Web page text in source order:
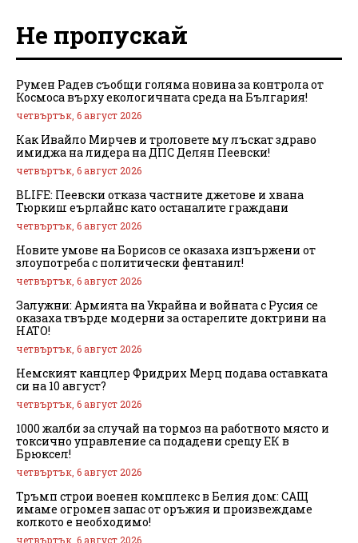
Не пропускай
Румен Радев съобщи голяма новина за контрола от
Космоса върху екологичната среда на България!
четвъртък, 6 август 2026
Как Ивайло Мирчев и троловете му лъскат здраво
имиджа на лидера на ДПС Делян Пеевски!
четвъртък, 6 август 2026
BLIFE: Пеевски отказа частните джетове и хвана
Тюркиш еърлайнс като останалите граждани
четвъртък, 6 август 2026
Новите умове на Борисов се оказаха изпържени от
злоупотреба с политически фентанил!
четвъртък, 6 август 2026
Залужни: Армията на Украйна и войната с Русия се
оказаха твърде модерни за остарелите доктрини на
НАТО!
четвъртък, 6 август 2026
Немският канцлер Фридрих Мерц подава оставката
си на 10 август?
четвъртък, 6 август 2026
1000 жалби за случай на тормоз на работното място и
токсично управление са подадени срещу ЕК в
Брюксел!
четвъртък, 6 август 2026
Тръмп строи военен комплекс в Белия дом: САЩ
имаме огромен запас от оръжия и произвеждаме
колкото е необходимо!
четвъртък, 6 август 2026